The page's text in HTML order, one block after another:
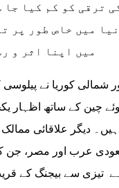
ترقی کو کم کیا جا
میں خاص طور پر
میں اپنا اثر و
شمالی کوریا نے پیلوسی
چین کے ساتھ اظہار
ہیں۔ دیگر علاقائی
عرب اور مصر، جن
تیزی سے بیجنگ کے